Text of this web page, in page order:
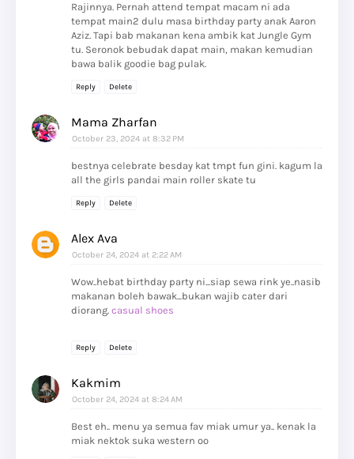
Rajinnya. Pernah attend tempat macam ni ada
tempat main2 dulu masa birthday party anak Aaron
Aziz. Tapi bab makanan kena ambik kat Jungle Gym
tu. Seronok bebudak dapat main, makan kemudian
bawa balik goodie bag pulak.
Reply Delete
Mama Zharfan
October 23, 2024 at 8:32 PM
bestnya celebrate besday kat tmpt fun gini. kagum la
all the girls pandai main roller skate tu
Reply Delete
Alex Ava
October 24, 2024 at 2:22 AM
Wow..hebat birthday party ni...siap sewa rink ye..nasib
makanan boleh bawak...bukan wajib cater dari
diorang. casual shoes
Reply Delete
Kakmim
October 24, 2024 at 8:24 AM
Best eh.. menu ya semua fav miak umur ya.. kenak la
miak nektok suka western oo